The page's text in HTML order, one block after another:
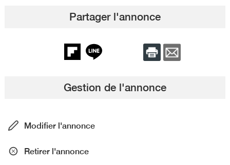
Partager l'annonce
Gestion de l'annonce
Modifier l'annonce
Retirer l'annonce